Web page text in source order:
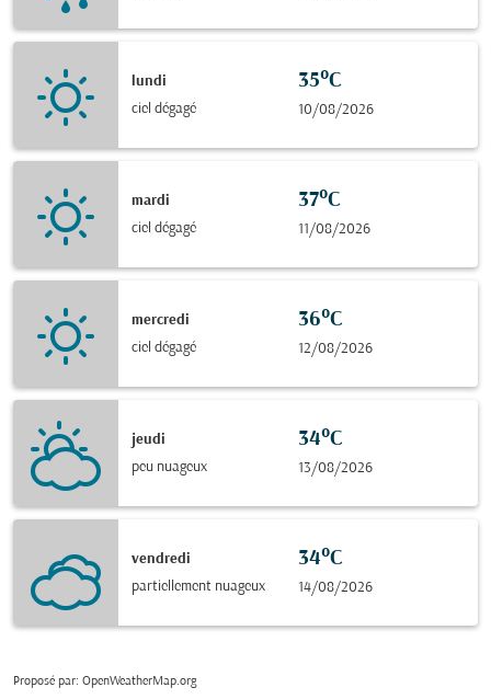
lundi
ciel dégagé
35°C
10/08/2026
mardi
ciel dégagé
37°C
11/08/2026
mercredi
ciel dégagé
36°C
12/08/2026
jeudi
peu nuageux
34°C
13/08/2026
vendredi
partiellement nuageux
34°C
14/08/2026
Proposé par: OpenWeatherMap.org